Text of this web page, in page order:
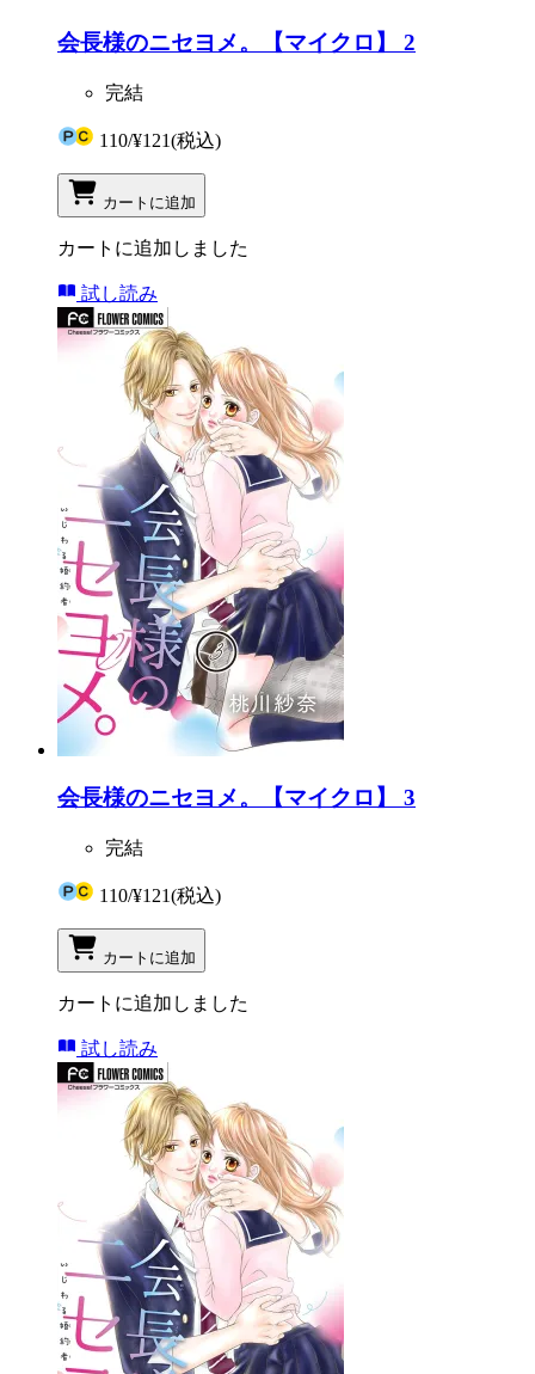
会長様のニセヨメ。【マイクロ】 2
完結
110/¥121(税込)
カートに追加
カートに追加しました
試し読み
会長様のニセヨメ。【マイクロ】 3
完結
110/¥121(税込)
カートに追加
カートに追加しました
試し読み